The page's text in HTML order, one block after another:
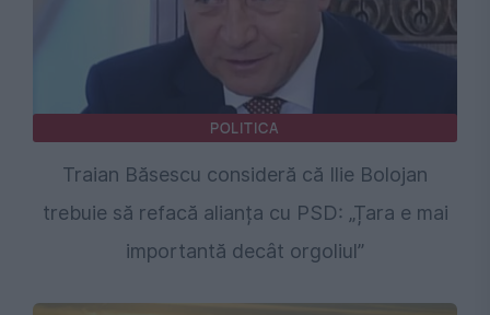
POLITICA
Traian Băsescu consideră că Ilie Bolojan
trebuie să refacă alianța cu PSD: „Țara e mai
importantă decât orgoliul”